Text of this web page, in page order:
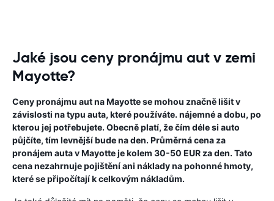
Jaké jsou ceny pronájmu aut v zemi
Mayotte?
Ceny pronájmu aut na Mayotte se mohou značně lišit v
závislosti na typu auta, které používáte. nájemné a dobu, po
kterou jej potřebujete. Obecně platí, že čím déle si auto
půjčíte, tím levnější bude na den. Průměrná cena za
pronájem auta v Mayotte je kolem 30-50 EUR za den. Tato
cena nezahrnuje pojištění ani náklady na pohonné hmoty,
které se připočítají k celkovým nákladům.